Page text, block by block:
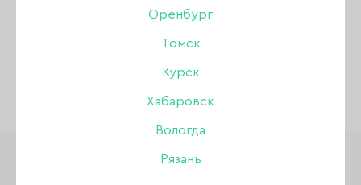
Оренбург
Томск
Курск
Хабаровск
Вологда
Рязань